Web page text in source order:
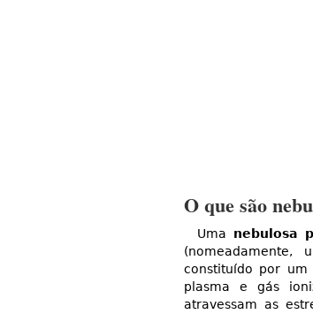
O que são
Uma nebulosa
(nomeadamente,
constituído por um
plasma e gás
atravessam as